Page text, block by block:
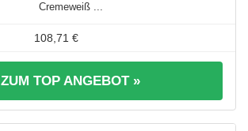
Cremeweiß ...
108,71 €
ZUM TOP ANGEBOT »